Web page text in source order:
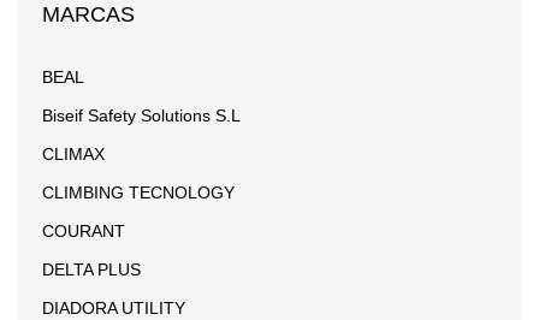
MARCAS
BEAL
Biseif Safety Solutions S.L
CLIMAX
CLIMBING TECNOLOGY
COURANT
DELTA PLUS
DIADORA UTILITY